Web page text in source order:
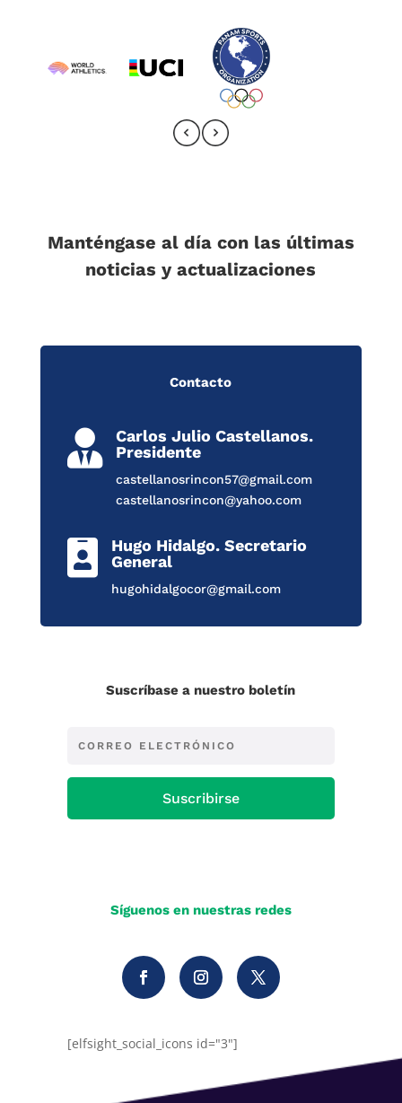
Manténgase al día con las últimas
noticias y actualizaciones
Contacto

Carlos Julio Castellanos.
Presidente
castellanosrincon57@gmail.com
castellanosrincon@yahoo.com

Hugo Hidalgo. Secretario
General
hugohidalgocor@gmail.com
Suscríbase a nuestro boletín
Suscribirse
Síguenos en nuestras redes
[elfsight_social_icons id="3"]